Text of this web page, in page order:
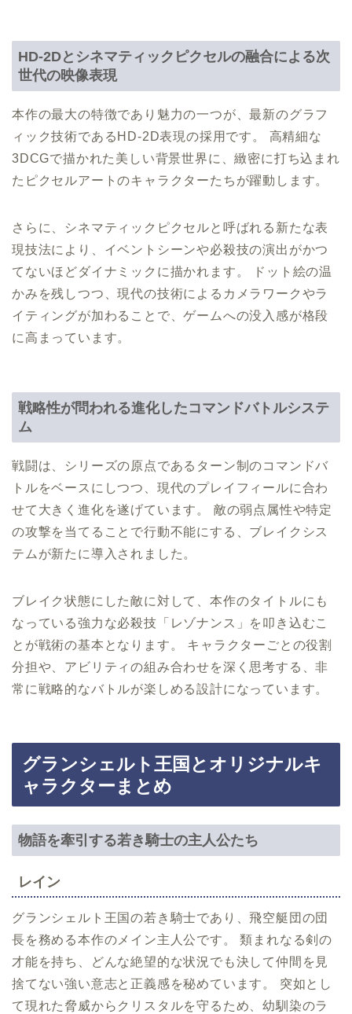
HD-2Dとシネマティックピクセルの融合による次
世代の映像表現
本作の最大の特徴であり魅力の一つが、最新のグラフ
ィック技術であるHD-2D表現の採用です。 高精細な
3DCGで描かれた美しい背景世界に、緻密に打ち込まれ
たピクセルアートのキャラクターたちが躍動します。
さらに、シネマティックピクセルと呼ばれる新たな表
現技法により、イベントシーンや必殺技の演出がかつ
てないほどダイナミックに描かれます。 ドット絵の温
かみを残しつつ、現代の技術によるカメラワークやラ
イティングが加わることで、ゲームへの没入感が格段
に高まっています。
戦略性が問われる進化したコマンドバトルシステ
ム
戦闘は、シリーズの原点であるターン制のコマンドバ
トルをベースにしつつ、現代のプレイフィールに合わ
せて大きく進化を遂げています。 敵の弱点属性や特定
の攻撃を当てることで行動不能にする、ブレイクシス
テムが新たに導入されました。
ブレイク状態にした敵に対して、本作のタイトルにも
なっている強力な必殺技「レゾナンス」を叩き込むこ
とが戦術の基本となります。 キャラクターごとの役割
分担や、アビリティの組み合わせを深く思考する、非
常に戦略的なバトルが楽しめる設計になっています。
グランシェルト王国とオリジナルキ
ャラクターまとめ
物語を牽引する若き騎士の主人公たち
レイン
グランシェルト王国の若き騎士であり、飛空艇団の団
長を務める本作のメイン主人公です。 類まれなる剣の
才能を持ち、どんな絶望的な状況でも決して仲間を見
捨てない強い意志と正義感を秘めています。 突如とし
て現れた脅威からクリスタルを守るため、幼馴染のラ